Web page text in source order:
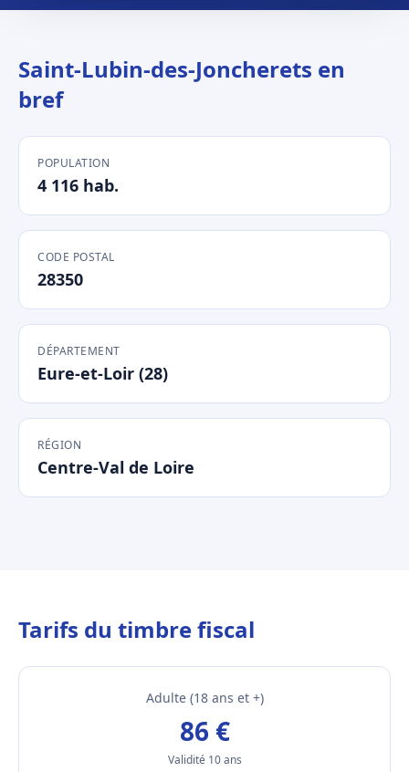
Saint-Lubin-des-Joncherets en
bref
POPULATION
4 116 hab.
CODE POSTAL
28350
DÉPARTEMENT
Eure-et-Loir (28)
RÉGION
Centre-Val de Loire
Tarifs du timbre fiscal
Adulte (18 ans et +)
86 €
Validité 10 ans